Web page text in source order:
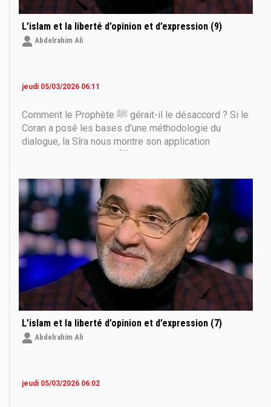
L’islam et la liberté d’opinion et d’expression (9)
Abdelrahim Ali
jeudi 05/03/2026 06:11
Comment le Prophète ﷺ gérait-il le désaccord ? Si le
Coran a posé les bases d’une méthodologie du
dialogue, la Sîra nous montre son application
État naissant. Pourtant, il ne considérait ni la critique
L’islam et la liberté d’opinion et d’expression (7)
Abdelrahim Ali
jeudi 05/03/2026 06:02